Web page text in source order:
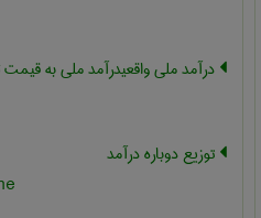
درآمد ملی واقعیدرآمد ملی به
توزیع دوباره درآمد